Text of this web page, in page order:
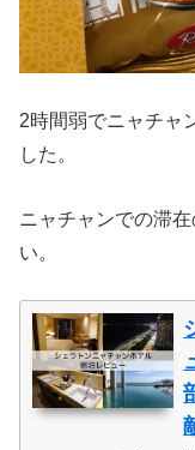
2時間弱でニャチャ
した。
ニャチャンでの滞
い。